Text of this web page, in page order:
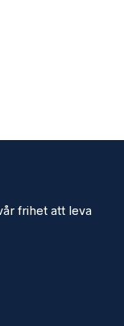
frihet att leva